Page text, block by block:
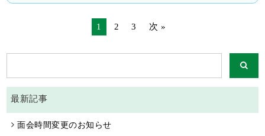
1
2 3 次 »
最新記事
面会時間変更のお知らせ